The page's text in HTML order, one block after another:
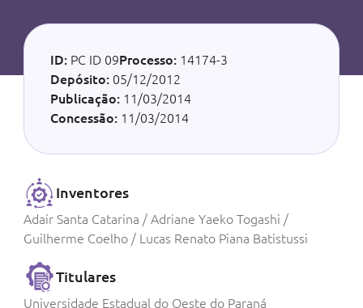
ID: PC ID 09Processo: 14174-3
Depósito: 05/12/2012
Publicação: 11/03/2014
Concessão: 11/03/2014
Inventores
Adair Santa Catarina / Adriane Yaeko Togashi /
Guilherme Coelho / Lucas Renato Piana Batistussi
Titulares
Universidade Estadual do Oeste do Paraná